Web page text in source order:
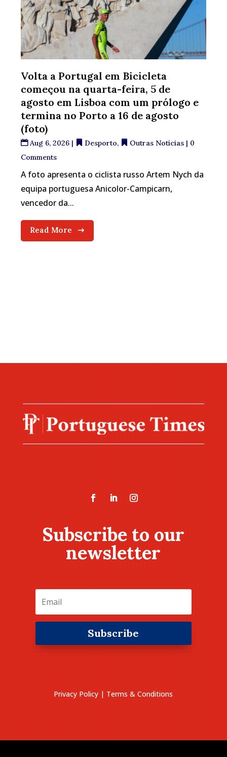
Volta a Portugal em Bicicleta
começou na quarta-feira, 5 de
agosto em Lisboa com um prólogo e
termina no Porto a 16 de agosto
(foto)
Aug 6, 2026 | Desporto, Outras Notícias | 0
Comments
A foto apresenta o ciclista russo Artem Nych da
equipa portuguesa Anicolor-Campicarn,
vencedor da...
Read More
Subscribe to our
newsletter
Subscribe
Privacy Policy | Terms & Conditions